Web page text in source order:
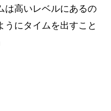
は高いレベルにあるの
うにタイムを出すこと